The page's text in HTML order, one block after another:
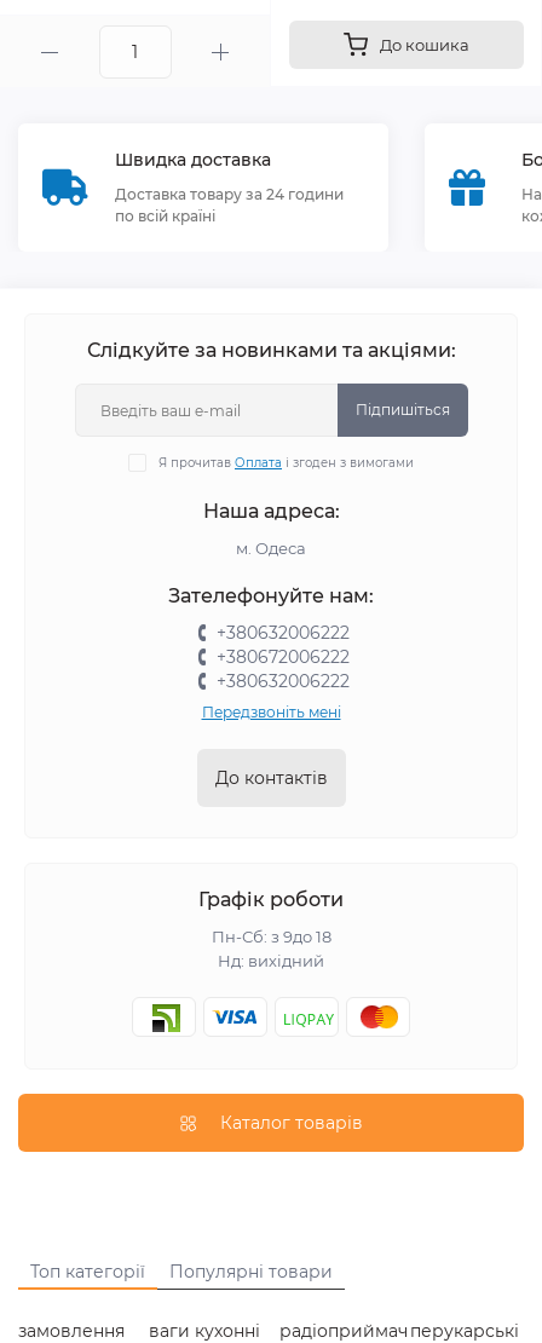
До кошика
Швидка доставка
Доставка товару за 24 години
по всій країні
Слідкуйте за новинками та акціями:
Підпишіться
Я прочитав Оплата і згоден з вимогами
Наша адреса:
м. Одеса
Зателефонуйте нам:
+380632006222
+380672006222
+380632006222
Передзвоніть мені
До контактів
Графік роботи
Пн-Сб: з 9до 18
Нд: вихідний
Каталог товарів
Топ категорії Популярні товари
замовлення ваги кухонні радіоприймач перукарські